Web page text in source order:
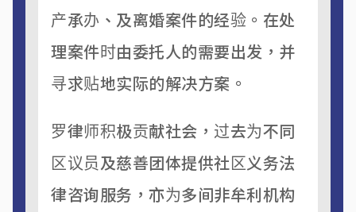
产承办、及离婚案件的经验。在处
理案件时由委托人的需要出发，并
寻求贴地实际的解决方案。
罗律师积极贡献社会，过去为不同
区议员及慈善团体提供社区义务法
律咨询服务，亦为多间非牟利机构